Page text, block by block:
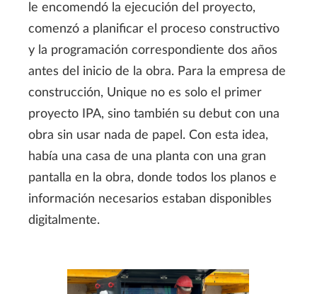
le encomendó la ejecución del proyecto,
comenzó a planificar el proceso constructivo
y la programación correspondiente dos años
antes del inicio de la obra. Para la empresa de
construcción, Unique no es solo el primer
proyecto IPA, sino también su debut con una
obra sin usar nada de papel. Con esta idea,
había una casa de una planta con una gran
pantalla en la obra, donde todos los planos e
información necesarios estaban disponibles
digitalmente.